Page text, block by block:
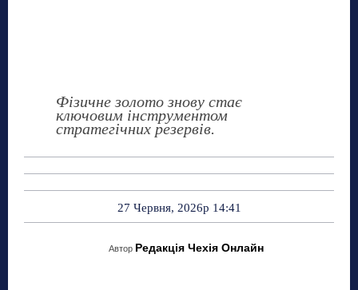
Фізичне золото знову стає
ключовим інструментом
стратегічних резервів.
27 Червня, 2026р 14:41
Автор Редакція Чехія Онлайн